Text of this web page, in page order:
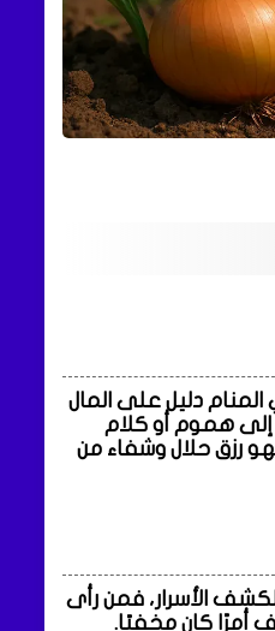
دليل على المال
إلى هموم أو كلام
رزق حلال وشفاء من
لكشف الأسرار، فمن رأى
أمرًا كان مخفيًا.